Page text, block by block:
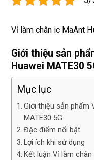
phí.
tôt
Vỉ làm chân ic MaAnt
Giới thiệu sản
Huawei MATE30
Mục lục
Giới thiệu sản phẩm
MATE30 5G
Đặc điểm nổi bật
Lợi ích khi sử dụng
Kết luận Vỉ làm